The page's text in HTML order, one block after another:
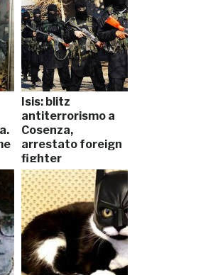
Isis: blitz
antiterrorismo a
Cosenza,
arrestato foreign
fighter